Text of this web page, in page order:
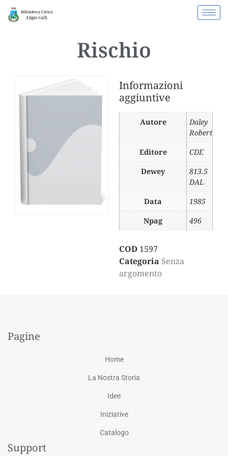
Rischio
Informazioni
aggiuntive
Autore
Daley
Robert
Editore
CDE
Dewey
813.5
DAL
Data
1985
Npag
496
COD 1597
Categoria Senza
argomento
Pagine
Home
La Nostra Storia
Idee
Iniziative
Catalogo
Support